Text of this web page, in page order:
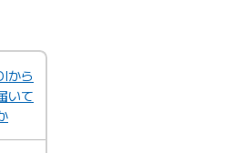
から
いて